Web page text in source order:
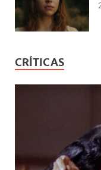
CRÍTICAS